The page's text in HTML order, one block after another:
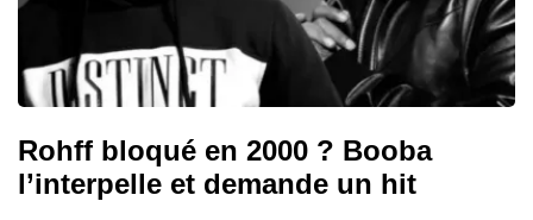
Rohff bloqué en 2000 ? Booba
l’interpelle et demande un hit